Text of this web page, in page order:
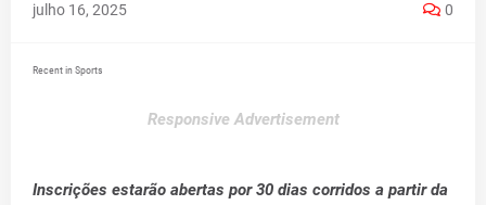
julho 16, 2025 0
Recent in Sports
Responsive Advertisement
Inscrições estarão abertas por 30 dias corridos a partir da